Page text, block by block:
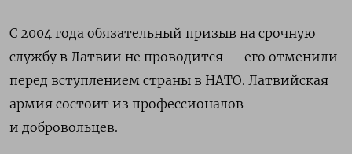
С 2004 года обязательный призыв на срочную
службу в Латвии не проводится — его отменили
перед вступлением страны в НАТО. Латвийская
армия состоит из профессионалов
и добровольцев.